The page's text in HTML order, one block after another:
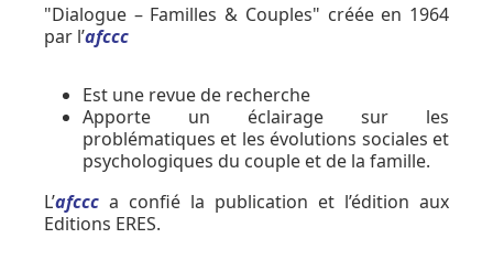
"Dialogue – Familles & Couples" créée en 1964
par l’afccc
Est une revue de recherche
Apporte un éclairage sur les
problématiques et les évolutions sociales et
psychologiques du couple et de la famille.
L’afccc a confié la publication et l’édition aux
Editions ERES.